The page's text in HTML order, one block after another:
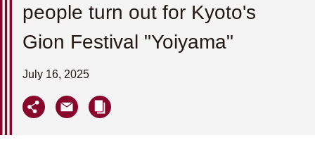
people turn out for Kyoto's
Gion Festival "Yoiyama"
July 16, 2025